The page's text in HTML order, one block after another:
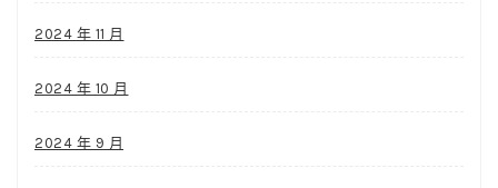
2024 年 11 月
2024 年 10 月
2024 年 9 月